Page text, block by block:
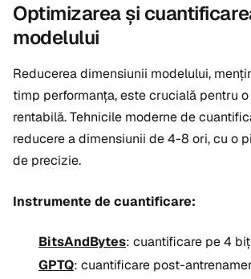
Optimizarea și
modelului
Reducerea dimensiunii modelului,
timp performanța, este crucială pentru
rentabilă. Tehnicile moderne de
reducere a dimensiunii de 4-8 ori, cu o
de precizie.
Instrumente de cuantificare:
BitsAndBytes: cuantificare pe 4
GPTQ: cuantificare post-